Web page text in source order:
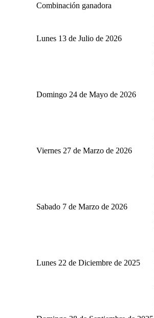
Combinación ganadora
Lunes 13 de Julio de 2026
Domingo 24 de Mayo de 2026
Viernes 27 de Marzo de 2026
Sabado 7 de Marzo de 2026
Lunes 22 de Diciembre de 2025